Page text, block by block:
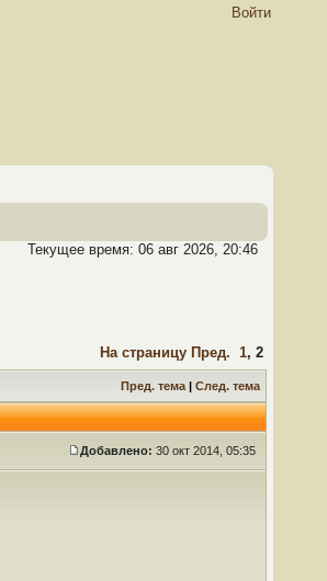
Войти
Текущее время: 06 авг 2026, 20:46
На страницу Пред. 1, 2
Пред. тема | След. тема
Добавлено: 30 окт 2014, 05:35